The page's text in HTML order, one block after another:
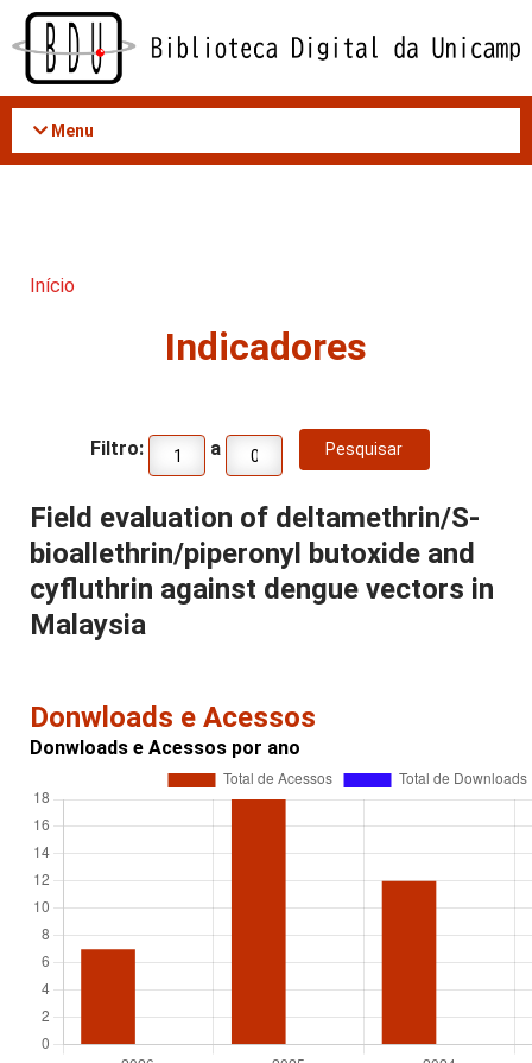
Acessar
conteúdo
Menu
Início
Indicadores
Filtro: a
Field evaluation of deltamethrin/S-
bioallethrin/piperonyl butoxide and
cyfluthrin against dengue vectors in
Malaysia
Donwloads e Acessos
Donwloads e Acessos por ano